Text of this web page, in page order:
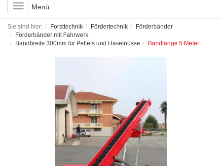
Toggle
navigation
Menü
Sie sind hier: Forsttechnik Fördertechnik
Förderbänder
Förderbänder mit Fahrwerk
Bandbreite 300mm für Pellets und Haselnüsse
Bandlänge 5 Meter